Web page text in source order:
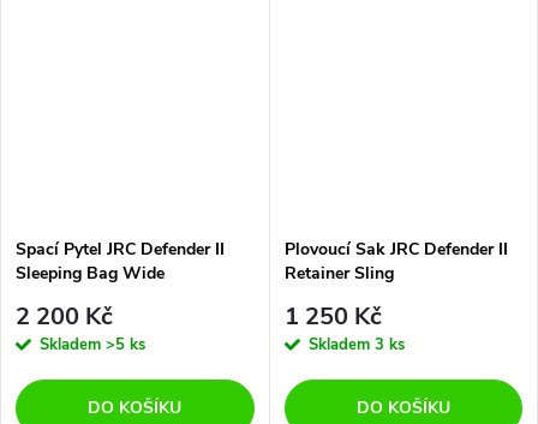
Spací Pytel JRC Defender II
Sleeping Bag Wide
2 200 Kč
Skladem >5 ks
DO KOŠÍKU
Plovoucí Sak JRC Defender II
Retainer Sling
1 250 Kč
Skladem 3 ks
DO KOŠÍKU